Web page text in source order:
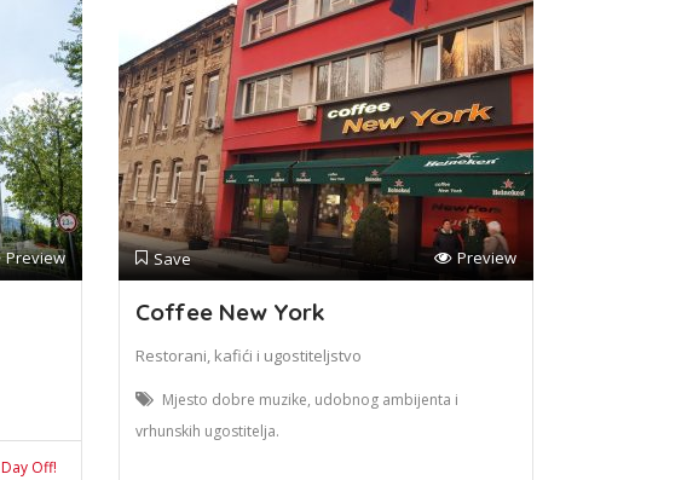
Preview
Day Off!
Save Preview
Coffee New York
Restorani, kafići i ugostiteljstvo
Mjesto dobre muzike, udobnog ambijenta i
vrhunskih ugostitelja.